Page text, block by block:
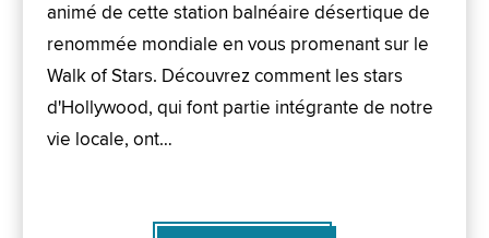
animé de cette station balnéaire désertique de
renommée mondiale en vous promenant sur le
Walk of Stars. Découvrez comment les stars
d'Hollywood, qui font partie intégrante de notre
vie locale, ont…